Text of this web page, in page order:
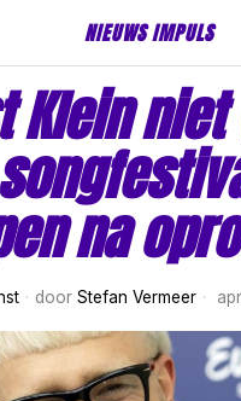
NIEUWS IMPULS
Klein niet
na
door Stefan Vermeer